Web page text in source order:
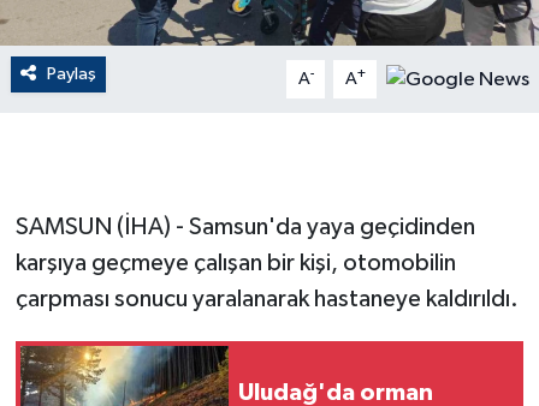
Paylaş A- A+
SAMSUN (İHA) - Samsun'da yaya geçidinden
karşıya geçmeye çalışan bir kişi, otomobilin
çarpması sonucu yaralanarak hastaneye kaldırıldı.
Uludağ'da orman
English News
Gayrimenkul
GENEL
GÜNDEM